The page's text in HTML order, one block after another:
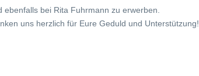
ebenfalls bei Rita Fuhrmann zu erwerben.
uns herzlich für Eure Geduld und Unterstützung!